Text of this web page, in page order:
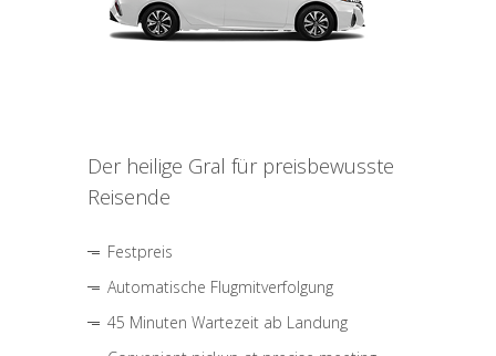
Der heilige Gral für preisbewusste
Reisende
Festpreis
Automatische Flugmitverfolgung
45 Minuten Wartezeit ab Landung